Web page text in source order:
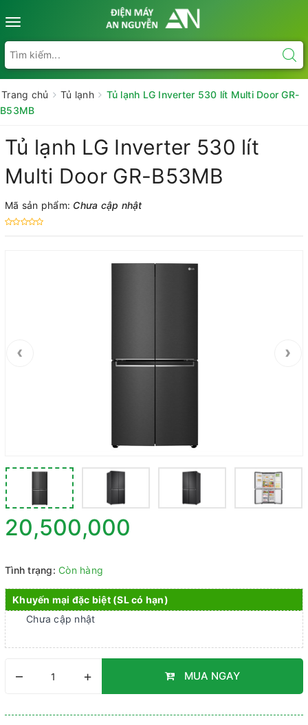
Toggle
Trang chủ Tủ lạnh
Tủ lạnh LG Inverter 530 lít Multi Door GR-
B53MB
Tủ lạnh LG Inverter 530 lít
Multi Door GR-B53MB
Mã sản phẩm: Chưa cập nhật
‹ ›
20,500,000
Tình trạng: Còn hàng
Khuyến mại đặc biệt (SL có hạn)
Chưa cập nhật
– + MUA NGAY